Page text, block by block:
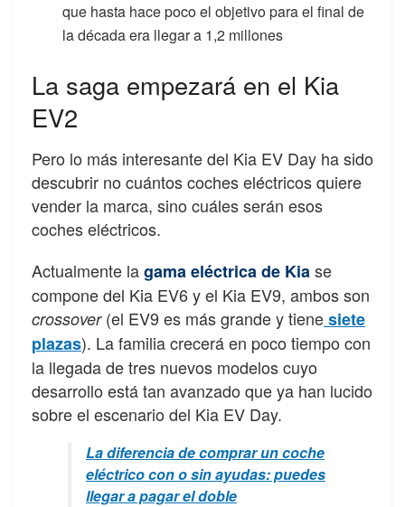
que hasta hace poco el objetivo para el final de
la década era llegar a 1,2 millones
La saga empezará en el Kia
EV2
Pero lo más interesante del Kia EV Day ha sido
descubrir no cuántos coches eléctricos quiere
vender la marca, sino cuáles serán esos
coches eléctricos.
Actualmente lagama eléctrica de Kiase
compone del Kia EV6 y el Kia EV9, ambos son
crossover(el EV9 es más grande y tienesiete
plazas). La familia crecerá en poco tiempo con
la llegada de tres nuevos modelos cuyo
desarrollo está tan avanzado que ya han lucido
sobre el escenario del Kia EV Day.
La diferencia de comprar un coche
eléctrico con o sin ayudas: puedes
llegar a pagar el doble